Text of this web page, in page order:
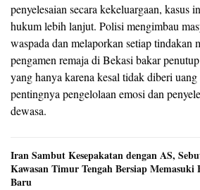
penyelesaian secara kekeluargaan, kasus
hukum lebih lanjut. Polisi mengimbau
waspada dan melaporkan setiap tindakan
pengamen remaja di Bekasi bakar
yang hanya karena kesal tidak diberi
pentingnya pengelolaan emosi dan
dewasa.
Iran Sambut Kesepakatan dengan AS,
Kawasan Timur Tengah Bersiap Memasuki
Baru